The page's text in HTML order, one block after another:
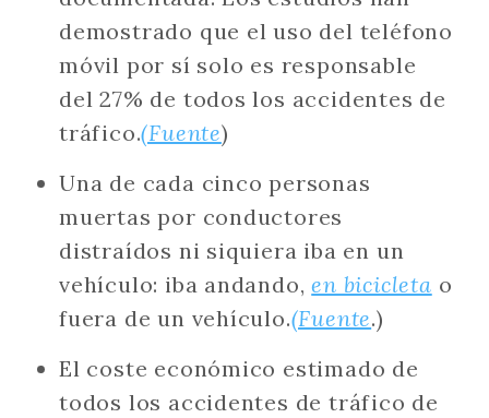
demostrado que el uso del teléfono
móvil por sí solo es responsable
del 27% de todos los accidentes de
tráfico.(Fuente)
Una de cada cinco personas
muertas por conductores
distraídos ni siquiera iba en un
vehículo: iba andando,en bicicleta o
fuera de un vehículo.(Fuente.)
El coste económico estimado de
todos los accidentes de tráfico de